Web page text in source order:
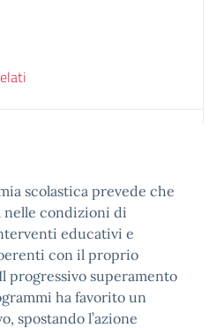
scolastica prevede che
nelle condizioni di
educativi e
con il proprio
superamento
ha favorito un
spostando l’azione